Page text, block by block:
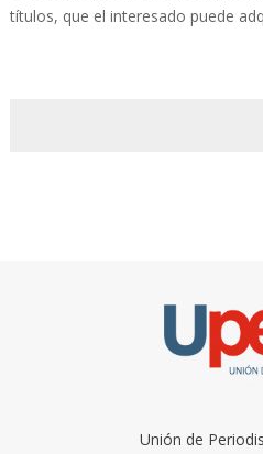
títulos, que el interesado puede
Unión de